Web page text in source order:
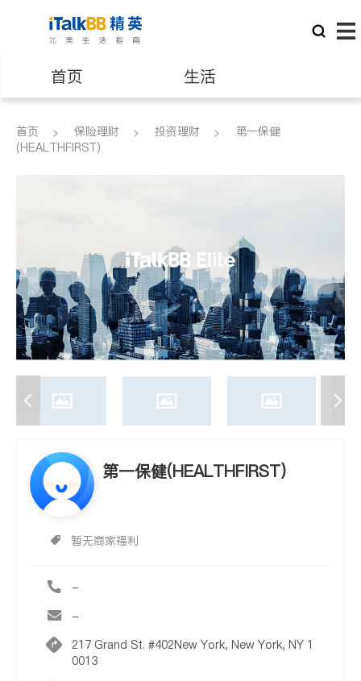
首页 生活
医生 律师
养老 非盈利组织
首页 保险理财 投资理财
第一保健
(HEALTHFIRST)
第一保健(HEALTHFIRST)
暂无商家福利
-
-
217 Grand St. #402New York, New York, NY 1
0013